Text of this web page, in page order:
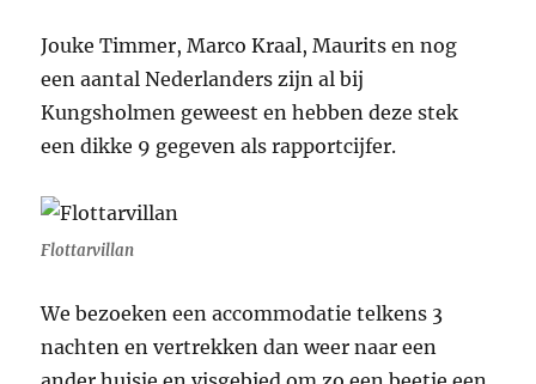
Jouke Timmer, Marco Kraal, Maurits en nog
een aantal Nederlanders zijn al bij
Kungsholmen geweest en hebben deze stek
een dikke 9 gegeven als rapportcijfer.
Flottarvillan
We bezoeken een accommodatie telkens 3
nachten en vertrekken dan weer naar een